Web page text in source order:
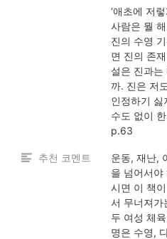
‘애초에 저
사람은 뭘
진의 수영
면 진의 존
설은 진과는
까. 진은 저
인정하기 싫
수도 없이
p.63
추천 코멘트
운동, 재난,
을 넘어서야
시면 이 책
서 무너져가
두 여성 체
명은 수영,